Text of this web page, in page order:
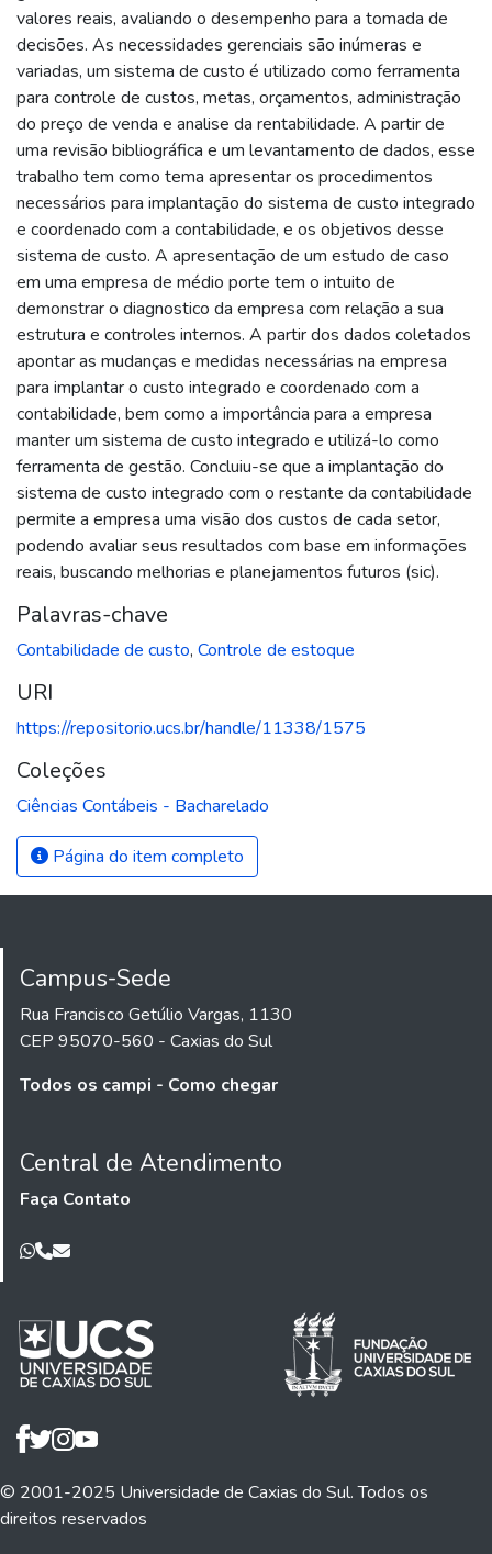
valores reais, avaliando o desempenho para a tomada de
decisões. As necessidades gerenciais são inúmeras e
variadas, um sistema de custo é utilizado como ferramenta
para controle de custos, metas, orçamentos, administração
do preço de venda e analise da rentabilidade. A partir de
uma revisão bibliográfica e um levantamento de dados, esse
trabalho tem como tema apresentar os procedimentos
necessários para implantação do sistema de custo integrado
e coordenado com a contabilidade, e os objetivos desse
sistema de custo. A apresentação de um estudo de caso
em uma empresa de médio porte tem o intuito de
demonstrar o diagnostico da empresa com relação a sua
estrutura e controles internos. A partir dos dados coletados
apontar as mudanças e medidas necessárias na empresa
para implantar o custo integrado e coordenado com a
contabilidade, bem como a importância para a empresa
manter um sistema de custo integrado e utilizá-lo como
ferramenta de gestão. Concluiu-se que a implantação do
sistema de custo integrado com o restante da contabilidade
permite a empresa uma visão dos custos de cada setor,
podendo avaliar seus resultados com base em informações
reais, buscando melhorias e planejamentos futuros (sic).
Palavras-chave
Contabilidade de custo, Controle de estoque
URI
https://repositorio.ucs.br/handle/11338/1575
Coleções
Ciências Contábeis - Bacharelado
Página do item completo
Campus-Sede
Rua Francisco Getúlio Vargas, 1130
CEP 95070-560 - Caxias do Sul
Todos os campi - Como chegar
Central de Atendimento
Faça Contato
© 2001-2025 Universidade de Caxias do Sul. Todos os
direitos reservados